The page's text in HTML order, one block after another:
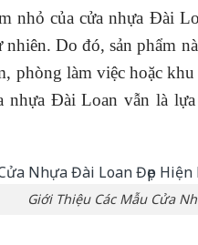
nhỏ của cửa nhựa Đài
nhiên. Do đó, sản phẩm
phòng làm việc hoặc
nhựa Đài Loan vẫn là
Giới Thiệu Các Mẫu Cửa